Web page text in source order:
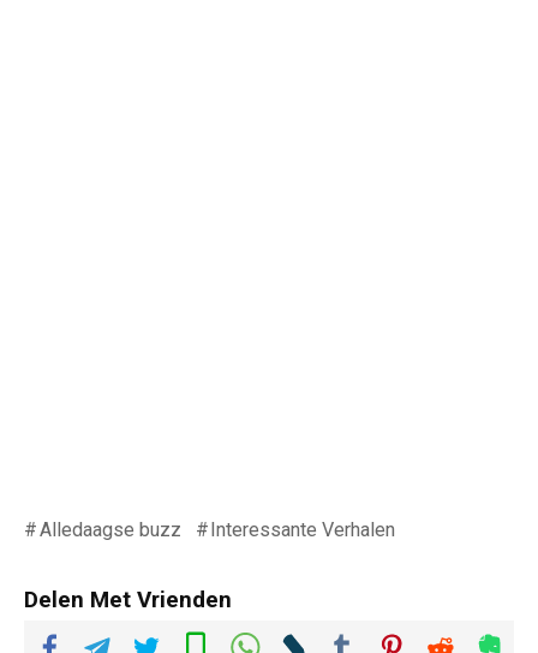
Alledaagse buzz Interessante Verhalen
Delen Met Vrienden